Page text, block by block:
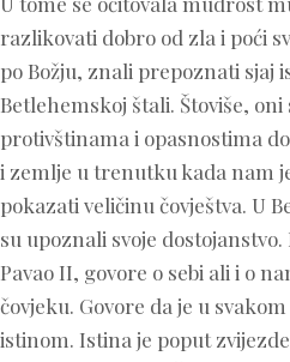
razlikovati dobro od zla i poći
po Božju, znali prepoznati sjaj
Betlehemskoj štali. Štoviše,
protivštinama i opasnostima
i zemlje u trenutku kada nam
pokazati veličinu čovještva. U
su upoznali svoje dostojanstvo.
Pavao II, govore o sebi ali i o
čovjeku. Govore da je u
istinom. Istina je poput